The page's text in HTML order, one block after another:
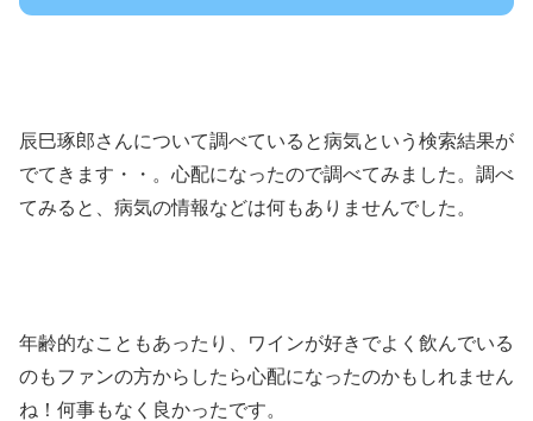
辰巳琢郎さんについて調べていると病気という検索結果が
でてきます・・。心配になったので調べてみました。調べ
てみると、病気の情報などは何もありませんでした。
年齢的なこともあったり、ワインが好きでよく飲んでいる
のもファンの方からしたら心配になったのかもしれません
ね！何事もなく良かったです。